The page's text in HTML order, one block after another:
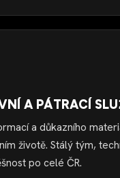
A PÁTRACÍ
a důkazního
životě. Stálý tým,
po celé ČR.